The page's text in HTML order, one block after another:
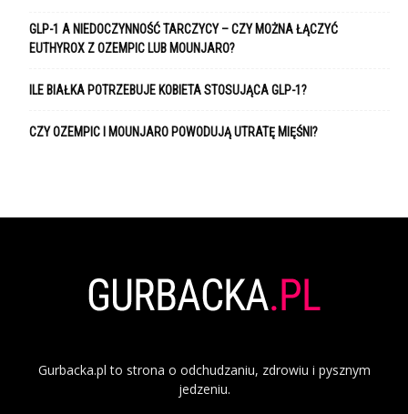
GLP-1 A NIEDOCZYNNOŚĆ TARCZYCY – CZY MOŻNA ŁĄCZYĆ
EUTHYROX Z OZEMPIC LUB MOUNJARO?
ILE BIAŁKA POTRZEBUJE KOBIETA STOSUJĄCA GLP-1?
CZY OZEMPIC I MOUNJARO POWODUJĄ UTRATĘ MIĘŚNI?
Gurbacka.pl to strona o odchudzaniu, zdrowiu i pysznym
jedzeniu.